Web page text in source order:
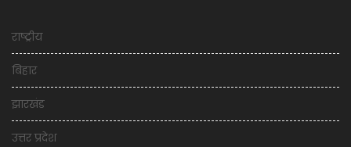
राष्ट्रीय
बिहार
झारखंड
उत्तर प्रदेश